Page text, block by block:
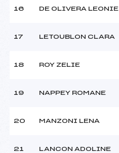
16 DE OLIVERA LEONIE
17 LETOUBLON CLARA
18 ROY ZELIE
19 NAPPEY ROMANE
20 MANZONI LENA
21 LANCON ADOLINE